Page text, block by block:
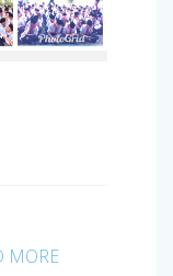
MORE